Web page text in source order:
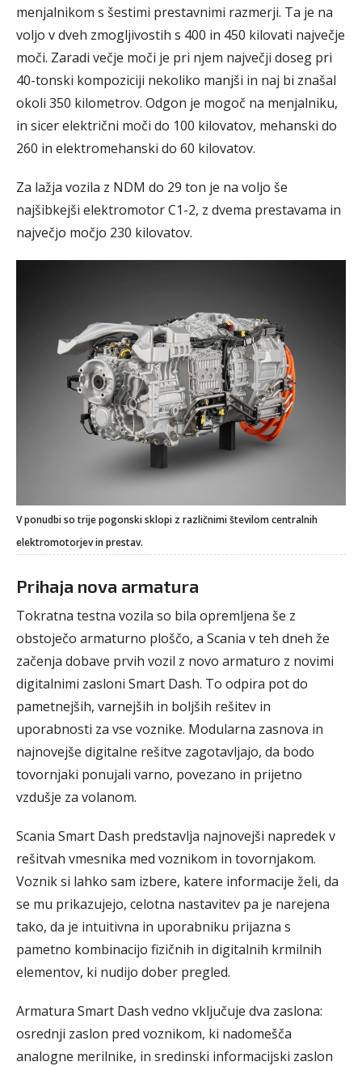
menjalnikom s šestimi prestavnimi razmerji. Ta je na
voljo v dveh zmogljivostih s 400 in 450 kilovati največje
moči. Zaradi večje moči je pri njem največji doseg pri
40-tonski kompoziciji nekoliko manjši in naj bi znašal
okoli 350 kilometrov. Odgon je mogoč na menjalniku,
in sicer električni moči do 100 kilovatov, mehanski do
260 in elektromehanski do 60 kilovatov.
Za lažja vozila z NDM do 29 ton je na voljo še
najšibkejši elektromotor C1-2, z dvema prestavama in
največjo močjo 230 kilovatov.
V ponudbi so trije pogonski sklopi z različnimi številom centralnih
elektromotorjev in prestav.
Prihaja nova armatura
Tokratna testna vozila so bila opremljena še z
obstoječo armaturno ploščo, a Scania v teh dneh že
začenja dobave prvih vozil z novo armaturo z novimi
digitalnimi zasloni Smart Dash. To odpira pot do
pametnejših, varnejših in boljših rešitev in
uporabnosti za vse voznike. Modularna zasnova in
najnovejše digitalne rešitve zagotavljajo, da bodo
tovornjaki ponujali varno, povezano in prijetno
vzdušje za volanom.
Scania Smart Dash predstavlja najnovejši napredek v
rešitvah vmesnika med voznikom in tovornjakom.
Voznik si lahko sam izbere, katere informacije želi, da
se mu prikazujejo, celotna nastavitev pa je narejena
tako, da je intuitivna in uporabniku prijazna s
pametno kombinacijo fizičnih in digitalnih krmilnih
elementov, ki nudijo dober pregled.
Armatura Smart Dash vedno vključuje dva zaslona:
osrednji zaslon pred voznikom, ki nadomešča
analogne merilnike, in sredinski informacijski zaslon